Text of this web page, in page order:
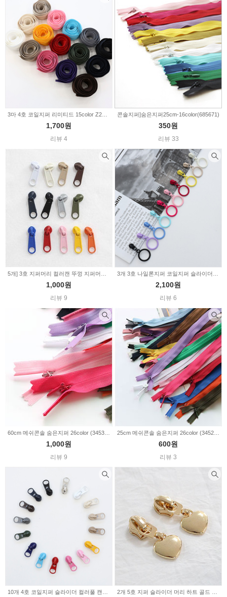
1,700원
리뷰 4
콘솔지퍼]숨은지퍼25cm-16color(685671)
350원
리뷰 33
1,000원
리뷰 9
2,100원
리뷰 6
1,000원
리뷰 9
600원
리뷰 3
10개 4호 코일지퍼 슬라이더 컬러풀 캔뚜껑 16color Z2036 2개 5호 지퍼 슬라이더 머리 하트 골드 2232928